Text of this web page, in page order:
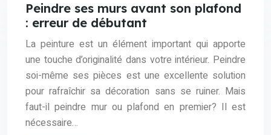
Peindre ses murs avant son plafond
: erreur de débutant
La peinture est un élément important qui apporte
une touche d’originalité dans votre intérieur. Peindre
soi-même ses pièces est une excellente solution
pour rafraîchir sa décoration sans se ruiner. Mais
faut-il peindre mur ou plafond en premier? Il est
nécessaire…